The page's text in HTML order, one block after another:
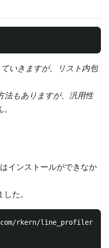
いきますが、リスト内包
もありますが、汎用性
インストールができなか
た。